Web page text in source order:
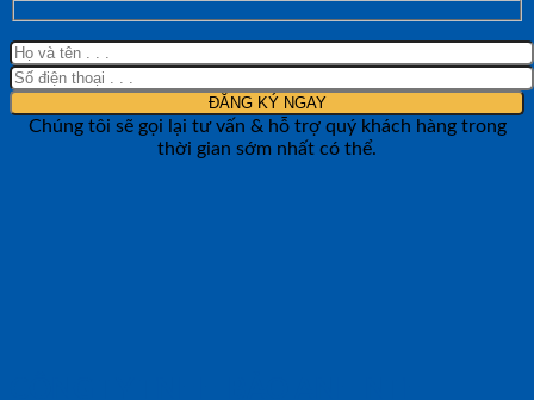
Chúng tôi sẽ gọi lại tư vấn & hỗ trợ quý khách hàng trong
thời gian sớm nhất có thể.